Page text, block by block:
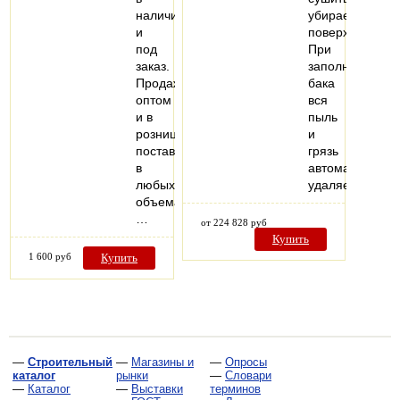
наличии
и
под
заказ.
Продажа
оптом
и в
розницу,
поставки
в
любых
объемах.
1 600 руб Купить
убираемые
поверхности.
При
заполнении
бака
вся
пыль
и
грязь
автоматически
удаляется…
от 224 828 руб
Купить
— Строительный
каталог
— Каталог
— Магазины и
рынки
— Выставки
— Опросы
— Словари
терминов